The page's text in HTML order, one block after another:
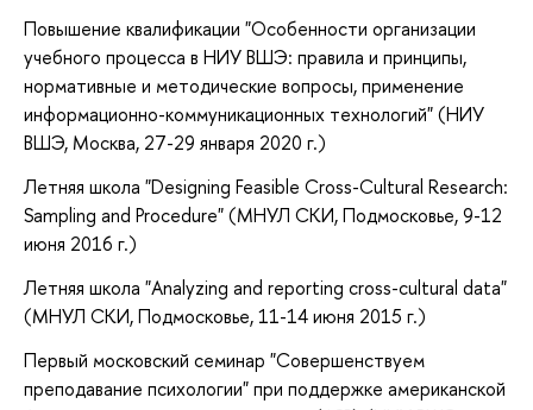
Повышение квалификации "Особенности организации
учебного процесса в НИУ ВШЭ: правила и принципы,
нормативные и методические вопросы, применение
информационно-коммуникационных технологий" (НИУ
ВШЭ, Москва, 27-29 января 2020 г.)
Летняя школа "Designing Feasible Cross-Cultural Research:
Sampling and Procedure" (МНУЛ СКИ, Подмосковье, 9-12
июня 2016 г.)
Летняя школа "Analyzing and reporting cross-cultural data"
(МНУЛ СКИ, Подмосковье, 11-14 июня 2015 г.)
Первый московский семинар "Совершенствуем
преподавание психологии" при поддержке американской